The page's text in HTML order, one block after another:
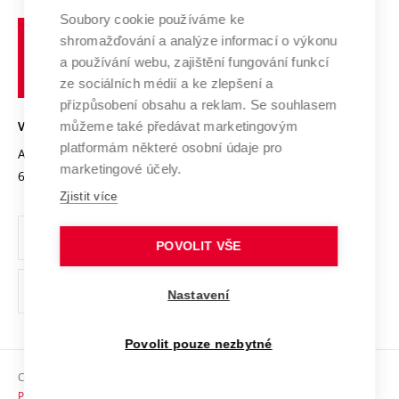
Výzkumné infrastruktury
Transfer znalostí
Open Science
Projekty
Projekty ze strukturálních fondů
Specifický výzkum
Spolupráce se školami
Služby univerzity
Mezinárodní dohody
Univerzitní sítě
Profil univerzity
Udržitelná univerzita
Podnikavá univerzita / ContriBUTe
Bezpečná univerzita
Vyznamenání
Organizační struktura
Ochrana osobních údajů
odkaz)
Sociální bezpečí
učení
technické
VYSOKÉ UČENÍ TECHNICKÉ V BRNĚ
Antonínská 548/1
602 00 Brno
www.vut.cz
vut@vutbr.cz
Copyright © 2026 VUT
Prohlášení o přístupnosti
Soubory cookie používáme ke
shromažďování a analýze informací o výkonu
a používání webu, zajištění fungování funkcí
ze sociálních médií a ke zlepšení a
přizpůsobení obsahu a reklam. Se souhlasem
můžeme také předávat marketingovým
platformám některé osobní údaje pro
marketingové účely.
Zjistit více
POVOLIT VŠE
Nastavení
Povolit pouze nezbytné